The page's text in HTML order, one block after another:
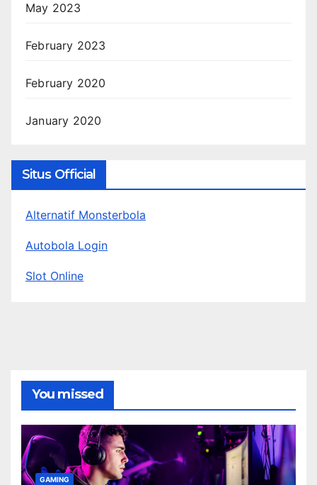
May 2023
February 2023
February 2020
January 2020
Situs Official
Alternatif Monsterbola
Autobola Login
Slot Online
You missed
GAMING